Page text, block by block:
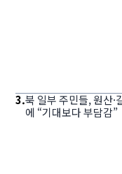
3.북 일부 주민들, 원산·
에 “기대보다 부담감”